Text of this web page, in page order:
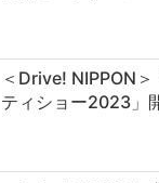
＜Drive! NIPPON
ティショー2023」